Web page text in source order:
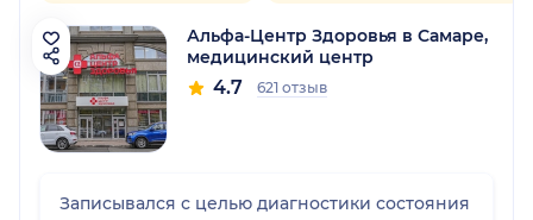
Альфа-Центр Здоровья в Самаре,
медицинский центр
4.7 621 отзыв
Записывался с целью диагностики состояния